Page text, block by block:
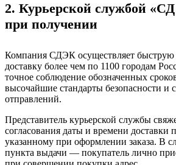
2. Курьерской службой
при получении
Компания СДЭК осуществляет быструю
доставку более чем по 1100 городам
точное соблюдение обозначенных
высочайшие стандарты безопасности и
отправлений.
Представитель курьерской службы
согласования даты и времени доставки
указанному при оформлении заказа. В
пункта выдачи — покупатель лично